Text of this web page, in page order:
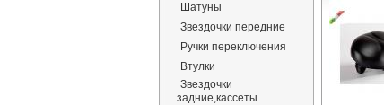
Шатуны
Звездочки передние
Ручки переключения
Втулки
Звездочки
задние,кассеты